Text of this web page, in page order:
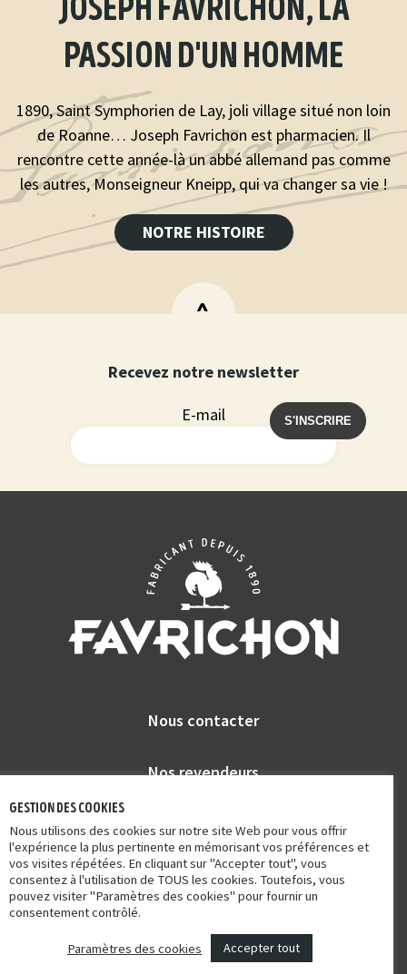
joseph favrichon, la
passion d'un homme
1890, Saint Symphorien de Lay, joli village situé non loin
de Roanne… Joseph Favrichon est pharmacien. Il
rencontre cette année-là un abbé allemand pas comme
les autres, Monseigneur Kneipp, qui va changer sa vie !
NOTRE HISTOIRE
>
Recevez notre newsletter
E-mail
Nous contacter
Nos revendeurs
Favrichon et vous
FAQ
POUR VOTRE SANTÉ MANGEZ AU MOINS 5 FRUITS ET LÉGUMES PAR
WWW.MANGERBOUGER.FR
Mentions légalesetPolitique de confidentialité
gestion des cookies
Nous utilisons des cookies sur notre site Web pour vous offrir
l'expérience la plus pertinente en mémorisant vos préférences et
vos visites répétées. En cliquant sur "Accepter tout", vous
consentez à l'utilisation de TOUS les cookies. Toutefois, vous
pouvez visiter "Paramètres des cookies" pour fournir un
consentement contrôlé.
Paramètres des cookies Accepter tout